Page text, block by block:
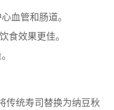
血管和肠道。
食效果更佳。
传统寿司替换为纳豆秋